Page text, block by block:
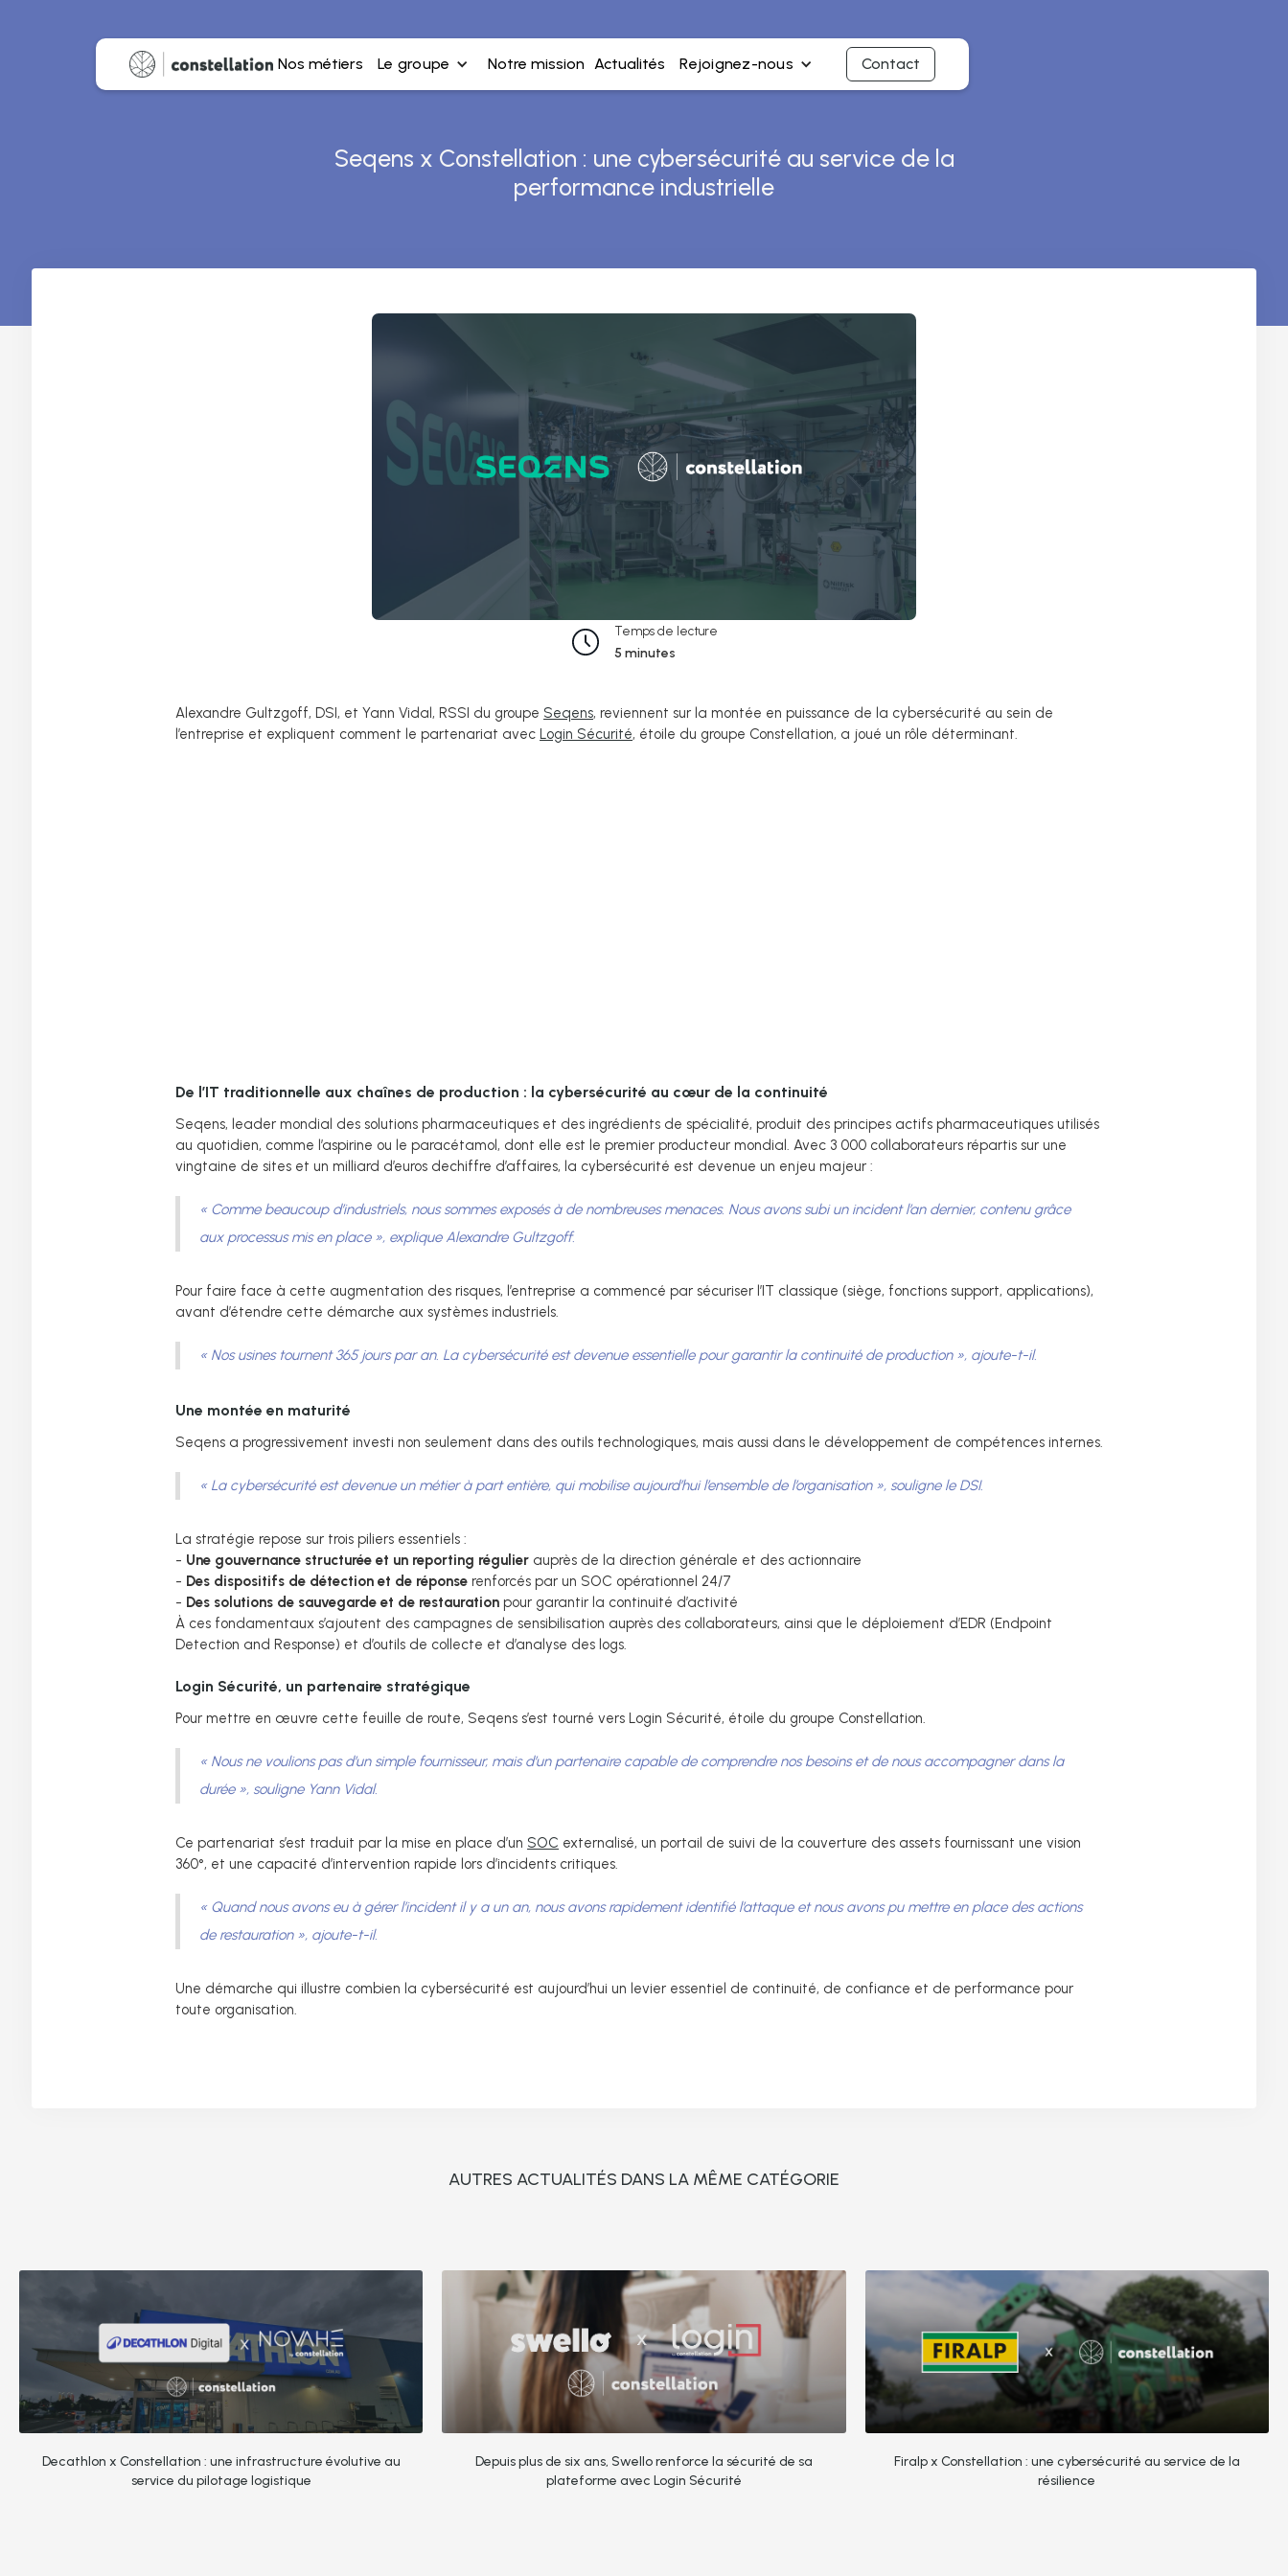
Nos métiers Le groupe Notre mission Actualités Rejoignez-nous Contact
Seqens x Constellation : une cybersécurité au service de la
performance industrielle
Temps de lecture
5 minutes
Alexandre Gultzgoff, DSI, et Yann Vidal, RSSI du groupe Seqens, reviennent sur la montée en puissance de la cybersécurité au sein de
l’entreprise et expliquent comment le partenariat avec Login Sécurité, étoile du groupe Constellation, a joué un rôle déterminant.
De l’IT traditionnelle aux chaînes de production : la cybersécurité au cœur de la continuité
Seqens, leader mondial des solutions pharmaceutiques et des ingrédients de spécialité, produit des principes actifs pharmaceutiques utilisés
au quotidien, comme l’aspirine ou le paracétamol, dont elle est le premier producteur mondial. Avec 3 000 collaborateurs répartis sur une
vingtaine de sites et un milliard d’euros dechiffre d’affaires, la cybersécurité est devenue un enjeu majeur :
« Comme beaucoup d’industriels, nous sommes exposés à de nombreuses menaces. Nous avons subi un incident l’an dernier, contenu grâce
aux processus mis en place », explique Alexandre Gultzgoff.
Pour faire face à cette augmentation des risques, l’entreprise a commencé par sécuriser l’IT classique (siège, fonctions support, applications),
avant d’étendre cette démarche aux systèmes industriels.
« Nos usines tournent 365 jours par an. La cybersécurité est devenue essentielle pour garantir la continuité de production », ajoute-t-il.
Une montée en maturité
Seqens a progressivement investi non seulement dans des outils technologiques, mais aussi dans le développement de compétences internes.
« La cybersécurité est devenue un métier à part entière, qui mobilise aujourd’hui l’ensemble de l’organisation », souligne le DSI.
La stratégie repose sur trois piliers essentiels :
- Une gouvernance structurée et un reporting régulier auprès de la direction générale et des actionnaire
- Des dispositifs de détection et de réponse renforcés par un SOC opérationnel 24/7
- Des solutions de sauvegarde et de restauration pour garantir la continuité d’activité
À ces fondamentaux s’ajoutent des campagnes de sensibilisation auprès des collaborateurs, ainsi que le déploiement d’EDR (Endpoint
Detection and Response) et d’outils de collecte et d’analyse des logs.
Login Sécurité, un partenaire stratégique
Pour mettre en œuvre cette feuille de route, Seqens s’est tourné vers Login Sécurité, étoile du groupe Constellation.
« Nous ne voulions pas d’un simple fournisseur, mais d’un partenaire capable de comprendre nos besoins et de nous accompagner dans la
durée », souligne Yann Vidal.
Ce partenariat s’est traduit par la mise en place d’un SOC externalisé, un portail de suivi de la couverture des assets fournissant une vision
360°, et une capacité d’intervention rapide lors d’incidents critiques.
« Quand nous avons eu à gérer l’incident il y a un an, nous avons rapidement identifié l’attaque et nous avons pu mettre en place des actions
de restauration », ajoute-t-il.
Une démarche qui illustre combien la cybersécurité est aujourd’hui un levier essentiel de continuité, de confiance et de performance pour
toute organisation.
AUTRES ACTUALITÉS DANS LA MÊME CATÉGORIE
Decathlon x Constellation : une infrastructure évolutive au
service du pilotage logistique
Depuis plus de six ans, Swello renforce la sécurité de sa
plateforme avec Login Sécurité
Firalp x Constellation : une cybersécurité au service de la
résilience